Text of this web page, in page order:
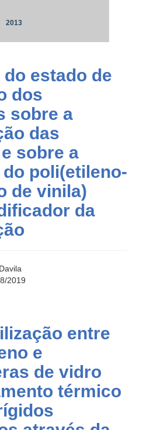
2013
estado de
dos
sobre a
das
sobre a
poli(etileno-
de vinila)
da
2019
entre
e
de vidro
térmico